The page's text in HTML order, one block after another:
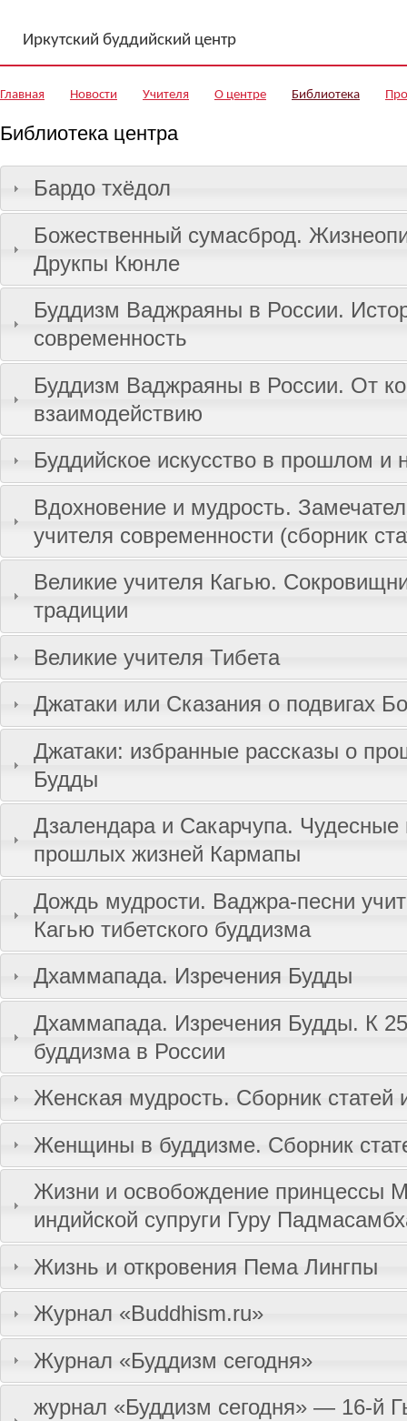
Иркутский буддийский центр
Главная Новости Учителя О центре Библиотека
Библиотека центра
Бардо тхёдол
Божественный сумасброд.
Друкпы Кюнле
Буддизм Ваджраяны в России.
современность
Буддизм Ваджраяны в России. От
взаимодействию
Буддийское искусство в прошлом и
Вдохновение и мудрость.
учителя современности (сборник
Великие учителя Кагью.
традиции
Великие учителя Тибета
Джатаки или Сказания о подвигах
Джатаки: избранные рассказы о
Будды
Дзалендара и Сакарчупа. Чудесные
прошлых жизней Кармапы
Дождь мудрости. Ваджра-песни
Кагью тибетского буддизма
Дхаммапада. Изречения Будды
Дхаммапада. Изречения Будды. К
буддизма в России
Женская мудрость. Сборник статей
Женщины в буддизме. Сборник
Жизни и освобождение принцессы
индийской супруги Гуру
Жизнь и откровения Пема Лингпы
Журнал «Buddhism.ru»
Журнал «Буддизм сегодня»
журнал «Буддизм сегодня» — 16-й